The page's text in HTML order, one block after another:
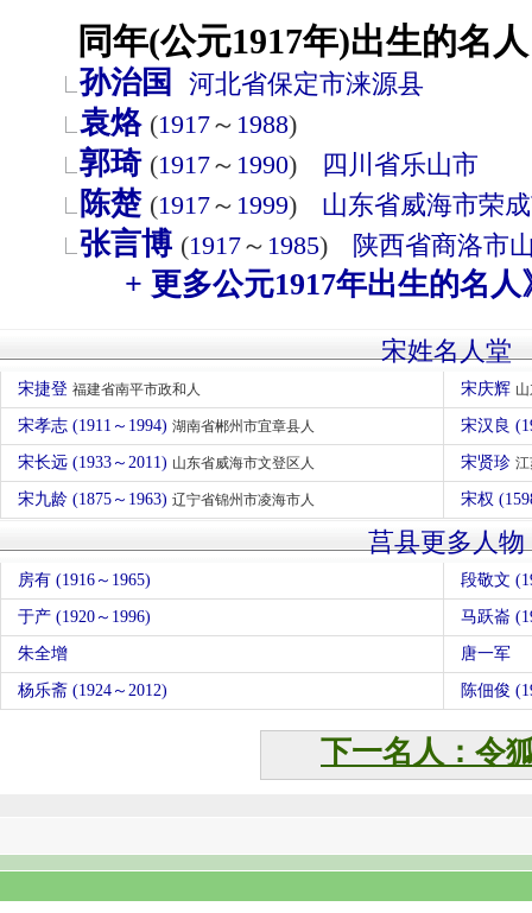
同年(公元1917年)出生的名
孙治国 河北省保定市涞源县
袁烙 (1917～ 1988)
郭琦 (1917～ 1990) 四川省乐山市
陈楚 (1917～ 1999) 山东省威海市荣
张言博 (1917～ 1985) 陕西省商洛市
+ 更多公元1917年出生的名人
宋姓名人堂
宋捷登 福建省南平市政和人 宋庆辉
宋孝志 (1911～1994) 湖南省郴州市宜章县人 宋汉良
宋长远 (1933～2011) 山东省威海市文登区人 宋贤珍
宋九龄 (1875～1963) 辽宁省锦州市凌海市人 宋权
莒县更多人物
房有 (1916～1965) 段敬文
于产 (1920～1996) 马跃崙
朱全增 唐一军
杨乐斋 (1924～2012) 陈佃俊
下一名人：令